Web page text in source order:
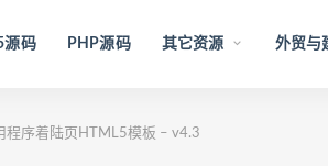
源码 PHP源码 其它资源 外贸与
程序着陆页HTML5模板 – v4.3